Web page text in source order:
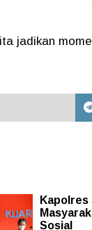
jadikan
Kapolres
Sosial